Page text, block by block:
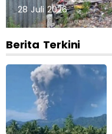
28 Juli 2026
Berita Terkini